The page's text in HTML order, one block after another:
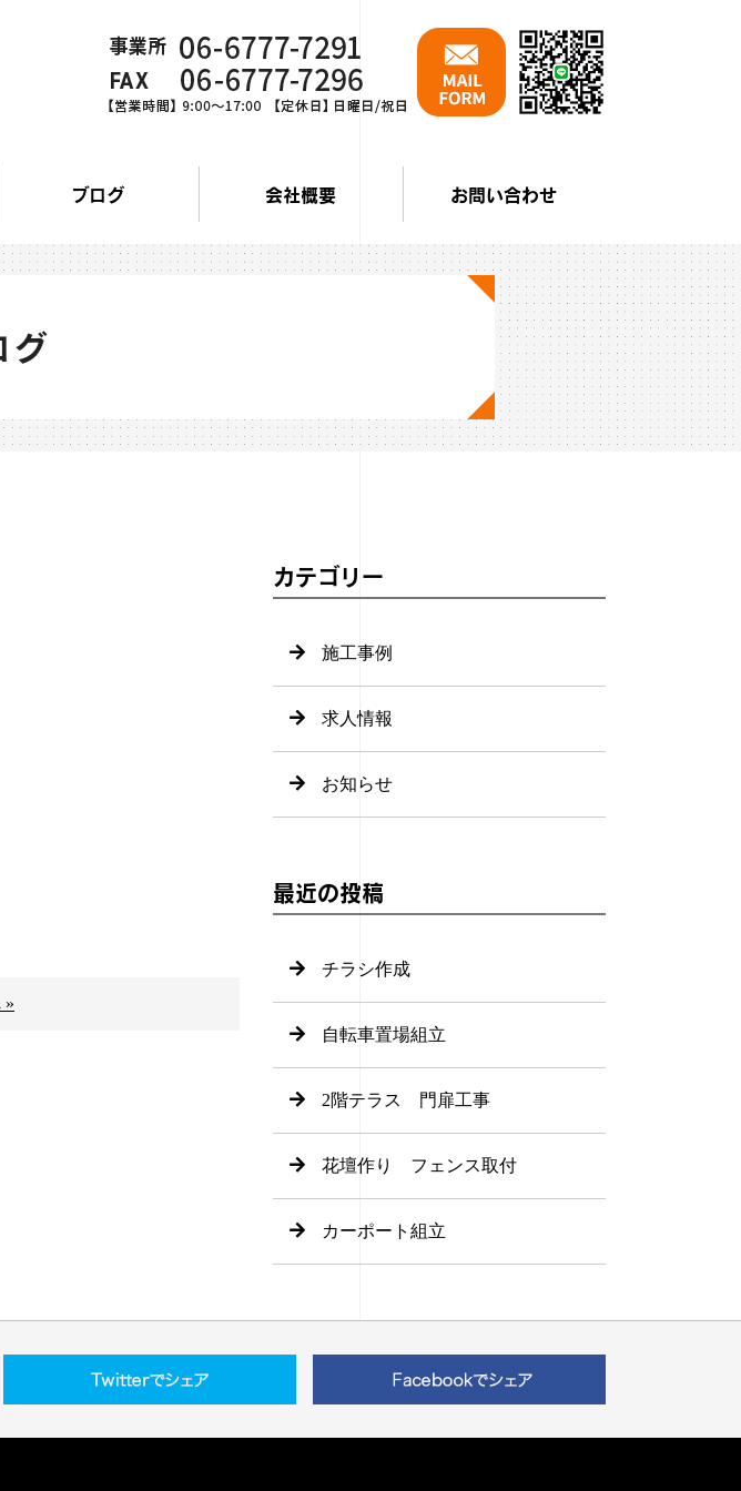
ブログ 会社概要 お問い合わせ
グ
»
カテゴリー
施工事例
求人情報
お知らせ
最近の投稿
チラシ作成
自転車置場組立
2階テラス 門扉工事
花壇作り フェンス取付
カーポート組立